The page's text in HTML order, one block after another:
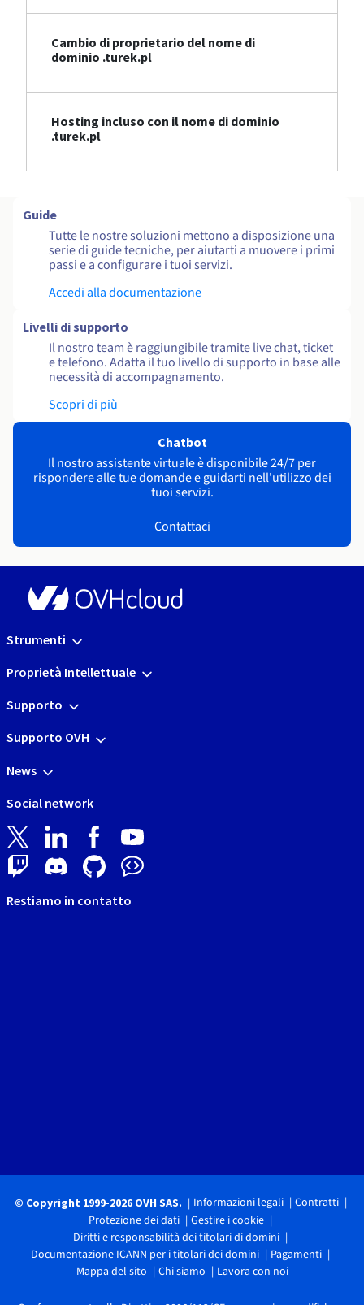
Cambio di proprietario del nome di
dominio .turek.pl
Hosting incluso con il nome di dominio
.turek.pl
Guide
Tutte le nostre soluzioni mettono a disposizione una
serie di guide tecniche, per aiutarti a muovere i primi
passi e a configurare i tuoi servizi.
Accedi alla documentazione
Livelli di supporto
Il nostro team è raggiungibile tramite live chat, ticket
e telefono. Adatta il tuo livello di supporto in base alle
necessità di accompagnamento.
Scopri di più
Chatbot
Il nostro assistente virtuale è disponibile 24/7 per
rispondere alle tue domande e guidarti nell'utilizzo dei
tuoi servizi.
Contattaci
Strumenti
Proprietà Intellettuale
Supporto
Supporto OVH
News
Social network
Restiamo in contatto
© Copyright 1999-2026 OVH SAS. Informazioni legali
Contratti
Protezione dei dati
Gestire i cookie
Diritti e responsabilità dei titolari di domini
Documentazione ICANN per i titolari dei domini
Pagamenti
Mappa del sito
Chi siamo Lavora con noi